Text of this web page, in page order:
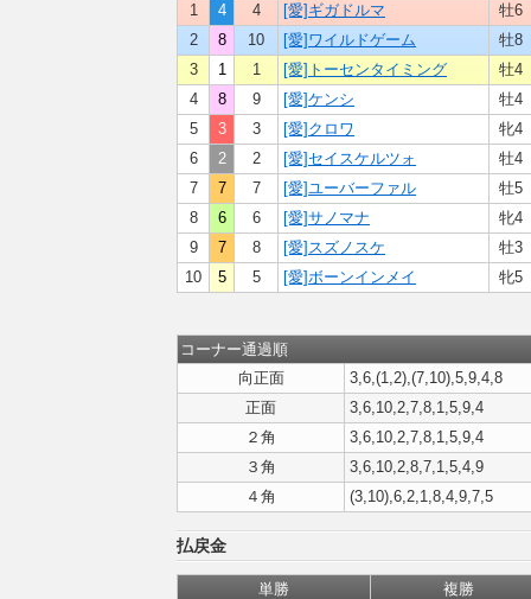
1
4 4 [愛]ギガドルマ
牡6
2
8 10 [愛]ワイルドゲーム
牡8
3
1 1 [愛]トーセンタイミング
牡4
4
8 9 [愛]ケンシ
牡4
5
3 3 [愛]クロワ
牝4
6
2 2 [愛]セイスケルツォ
牡4
7
7 7 [愛]ユーバーファル
牡5
8
6 6 [愛]サノマナ
牝4
9
7 8 [愛]スズノスケ
牡3
10
5 5 [愛]ボーンインメイ 牝5
コーナー通過順
向正面
3,6,(1,2),(7,10),5,9,4,8
正面
3,6,10,2,7,8,1,5,9,4
２角
3,6,10,2,7,8,1,5,9,4
３角
3,6,10,2,8,7,1,5,4,9
４角
(3,10),6,2,1,8,4,9,7,5
払戻金
単勝
複勝